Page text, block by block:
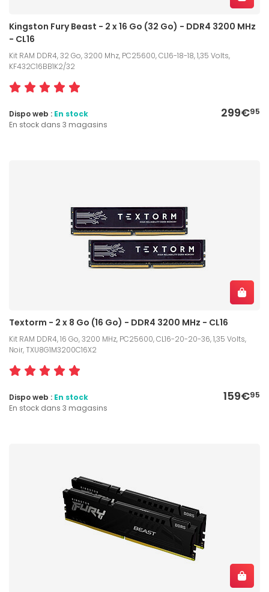
Kingston Fury Beast - 2 x 16 Go (32 Go) - DDR4 3200 MHz
- CL16
Kit RAM DDR4, 32 Go, 3200 Mhz, PC25600, CL16-18-18, 1,35 Volts,
KF432C16BB1K2/32
299€95
Dispo web : En stock
En stock dans 3 magasins
Textorm - 2 x 8 Go (16 Go) - DDR4 3200 MHz - CL16
Kit RAM DDR4, 16 Go, 3200 MHz, PC25600, CL16-20-20-36, 1,35 Volts,
Noir, TXU8G1M3200C16X2
159€95
Dispo web : En stock
En stock dans 3 magasins